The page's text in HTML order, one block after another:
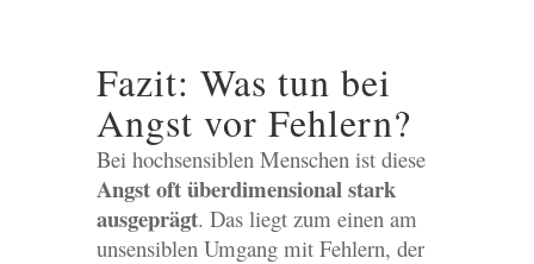
Fazit: Was tun bei
Angst vor Fehlern?
Bei hochsensiblen Menschen ist diese
Angst oft überdimensional stark
ausgeprägt. Das liegt zum einen am
unsensiblen Umgang mit Fehlern, der